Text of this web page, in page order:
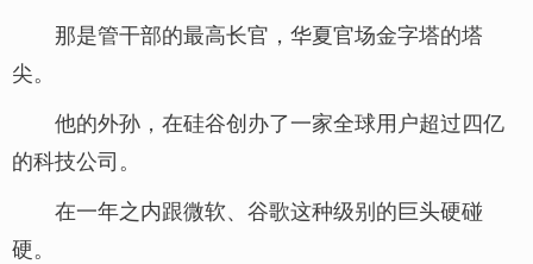
那是管干部的最高长官，华夏官场金字塔的塔
尖。
他的外孙，在硅谷创办了一家全球用户超过四亿
的科技公司。
在一年之内跟微软、谷歌这种级别的巨头硬碰
硬。